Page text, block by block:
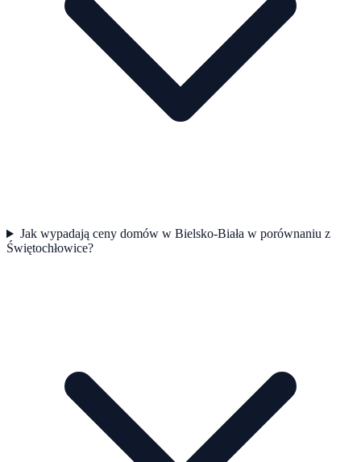
Jak wypadają ceny domów w Bielsko-Biała w porównaniu z
Świętochłowice?